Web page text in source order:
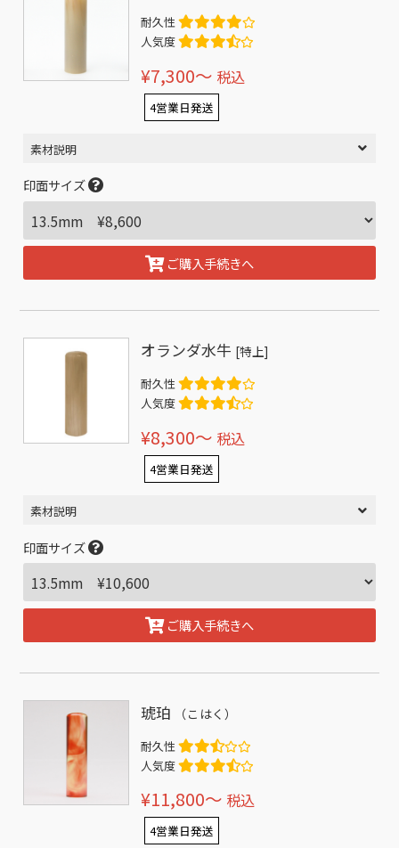
耐久性
人気度
¥7,300〜 税込
4営業日発送
素材説明
印面サイズ
ご購入手続きへ
オランダ水牛 [特上]
耐久性
人気度
¥8,300〜 税込
4営業日発送
素材説明
印面サイズ
ご購入手続きへ
琥珀 （こはく）
耐久性
人気度
¥11,800〜 税込
4営業日発送